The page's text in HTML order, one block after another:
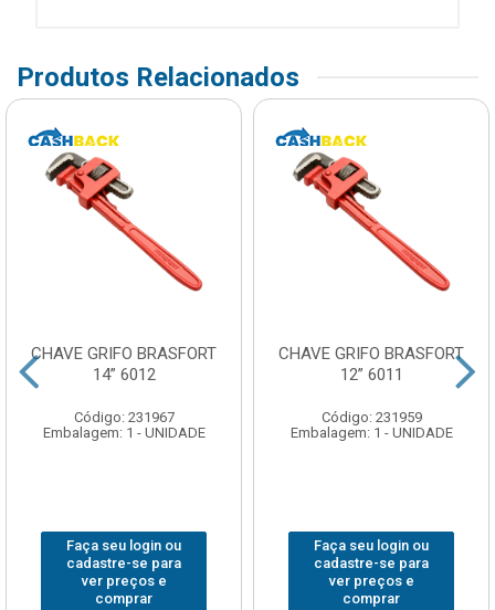
Produtos Relacionados
CHAVE GRIFO BRASFORT
14” 6012
Código: 231967
Embalagem: 1 - UNIDADE
Faça seu login ou
cadastre-se para
ver preços e
comprar
CHAVE GRIFO BRASFORT
12” 6011
Código: 231959
Embalagem: 1 - UNIDADE
Faça seu login ou
cadastre-se para
ver preços e
comprar